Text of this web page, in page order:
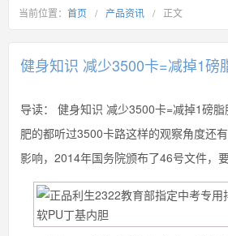
当前位置： 首页 / 产品资讯 / 正文
健身知识 减少3500卡=减掉1磅
导读：
健身知识 减少3500卡=减掉1
肥的都听过3500卡路这样的观察角度还
影响，2014年国务院颁布了46号文件，